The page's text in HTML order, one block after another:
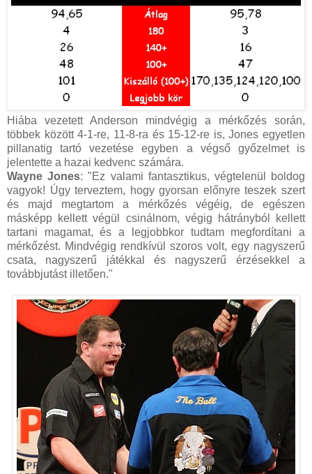
Hiába vezetett Anderson mindvégig a mérkőzés során,
többek között 4-1-re, 11-8-ra és 15-12-re is, Jones egyetlen
pillanatig tartó vezetése egyben a végső győzelmet is
jelentette a hazai kedvenc számára.
Wayne Jones: "Ez valami fantasztikus, végtelenül boldog
vagyok! Úgy terveztem, hogy gyorsan előnyre teszek szert
és majd megtartom a mérkőzés végéig, de egészen
másképp kellett végül csinálnom, végig hátrányból kellett
tartani magamat, és a legjobbkor tudtam megfordítani a
mérkőzést. Mindvégig rendkívül szoros volt, egy nagyszerű
csata, nagyszerű játékkal és nagyszerű érzésekkel a
továbbjutást illetően."